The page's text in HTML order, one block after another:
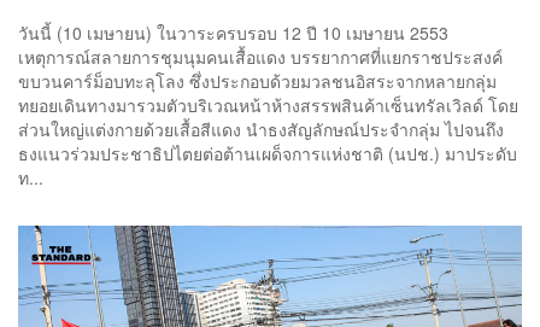
วันนี้ (10 เมษายน) ในวาระครบรอบ 12 ปี 10 เมษายน 2553
เหตุการณ์สลายการชุมนุมคนเสื้อแดง บรรยากาศที่แยกราชประสงค์
ขบวนคาร์ม็อบทะลุโลง ซึ่งประกอบด้วยมวลชนอิสระจากหลายกลุ่ม
ทยอยเดินทางมารวมตัวบริเวณหน้าห้างสรรพสินค้าเซ็นทรัลเวิลด์ โดย
ส่วนใหญ่แต่งกายด้วยเสื้อสีแดง นำธงสัญลักษณ์ประจำกลุ่ม ไปจนถึง
ธงแนวร่วมประชาธิปไตยต่อต้านเผด็จการแห่งชาติ (นปช.) มาประดับ
ท...